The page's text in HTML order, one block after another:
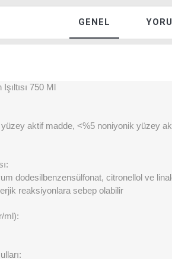
GENEL
750 Ml
aktif madde, <%5 noniyonik yüzey
dodesilbenzensülfonat, citronellol ve
reaksiyonlara sebep olabilir
ml):